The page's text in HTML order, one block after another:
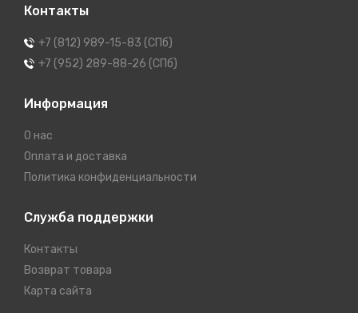
Контакты
+7 (812) 989-15-83 (СПб)
+7 (952) 289-88-26 (СПб)
Информация
О нас
Оплата и доставка
Политика конфиденциальности
Служба поддержки
Контакты
Возврат товара
Карта сайта